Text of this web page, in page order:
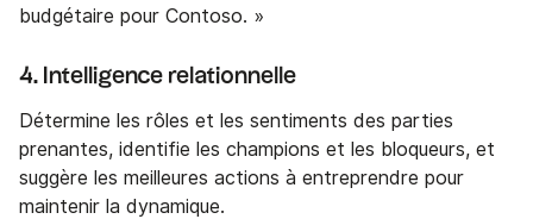
budgétaire pour Contoso. »
4. Intelligence relationnelle
Détermine les rôles et les sentiments des parties
prenantes, identifie les champions et les bloqueurs, et
suggère les meilleures actions à entreprendre pour
maintenir la dynamique.